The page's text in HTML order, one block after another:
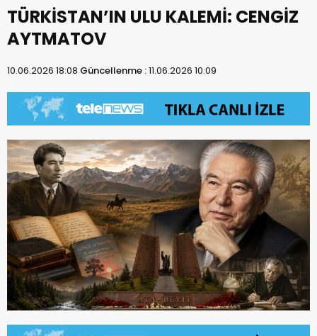
TÜRKİSTAN’IN ULU KALEMİ: CENGİZ
AYTMATOV
10.06.2026 18:08 Güncellenme :11.06.2026 10:09